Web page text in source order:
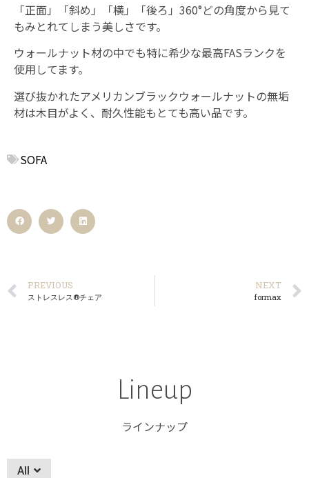
「正面」「斜め」「横」「後ろ」360°どの角度から見て
もみとれてしまう美しさです。
ウォールナット材の中でも特に希少な最高FASランクを
使用してます。
選び抜かれたアメリカンブラックウォールナットの無垢
材は木目がよく、耐久性能もとても高い品です。
SOFA
PREVIOUS
ストレスレス®チェア
NEXT
formax
Lineup
ラインナップ
All